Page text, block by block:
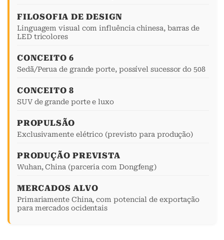
FILOSOFIA DE DESIGN
Linguagem visual com influência chinesa, barras de
LED tricolores
CONCEITO 6
Sedã/Perua de grande porte, possível sucessor do 508
CONCEITO 8
SUV de grande porte e luxo
PROPULSÃO
Exclusivamente elétrico (previsto para produção)
PRODUÇÃO PREVISTA
Wuhan, China (parceria com Dongfeng)
MERCADOS ALVO
Primariamente China, com potencial de exportação
para mercados ocidentais